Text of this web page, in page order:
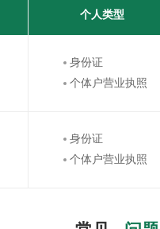
个人类型
身份证
个体户营业执照
身份证
个体户营业执照